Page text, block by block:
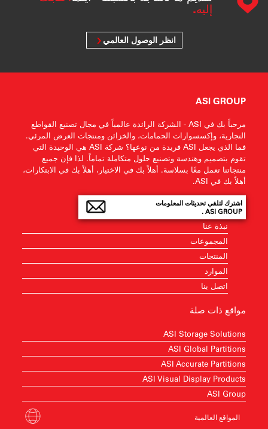
إليه.
انظر الوصول العالمي
ASI GROUP
مرحباً بك في ASI - الشركة الرائدة عالمياً في مجال تصنيع القواطع
التجارية، وإكسسوارات الحمامات، والخزائن ومنتجات العرض المرئي.
فما الذي يجعل ASI فريدة من نوعها؟ شركة ASI هي الوحيدة التي
تقوم بتصميم وهندسة وتصنيع حلول متكاملة تماماً. لذا فإن جميع
منتجاتنا تعمل معًا بسلاسة. أهلاً بك في الاختيار، أهلاً بك في الابتكارات،
أهلاً بك في ASI.
اشترك لتلقي تحديثات المعلومات
ASI GROUP .
نبذة عنا
المجموعات
المنتجات
الموارد
اتصل بنا
مواقع ذات صلة
ASI Storage Solutions
ASI Global Partitions
ASI Accurate Partitions
ASI Visual Display Products
ASI Group
المواقع العالمية